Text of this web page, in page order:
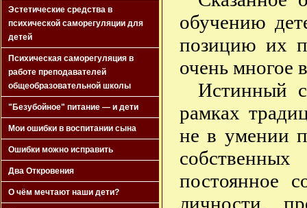
Эстетические средства в
психической саморегуляции для
детей
Психическая саморегуляция в
работе преподавателей
общеобразовательной школы
"Безубойное" питание — и дети
Мои ошибки в воспитании сына
Ошибки можно исправить
Два Откровения
О чём мечтают наши дети?
обучению
позицию их
очень многое
Истинный
рамках
не в умении
постоянное
личности,